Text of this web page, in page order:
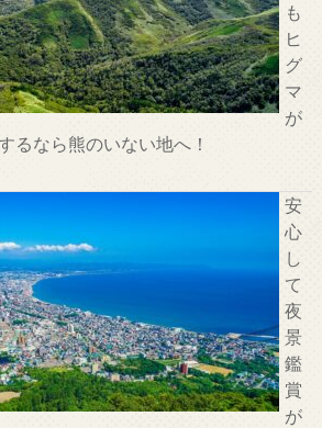
も
ヒ
グ
マ
が
なら熊のいない地へ！
安
心
し
て
夜
景
鑑
賞
が